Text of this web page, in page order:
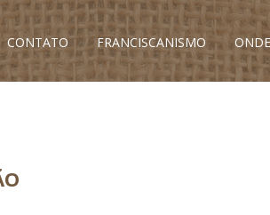
CONTATO FRANCISCANISMO